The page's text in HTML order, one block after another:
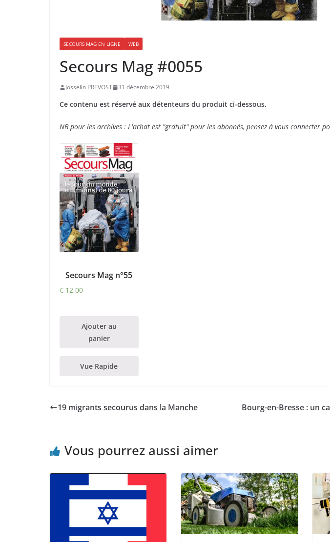
SECOURS MAG EN LIGNE WEB
Secours Mag #0055
Josselin PREVOST 31 décembre 2019
Ce contenu est réservé aux détenteurs du produit ci-dessous.
NB pour les archives : L'achat est "gratuit" pour les abonnés, pensez à vous connecter
Secours Mag n°55
€ 12,00
Ajouter au
panier
Vue Rapide
19 migrants secourus dans la Manche
Bourg-en-Bresse : un
Vous pourrez aussi aimer